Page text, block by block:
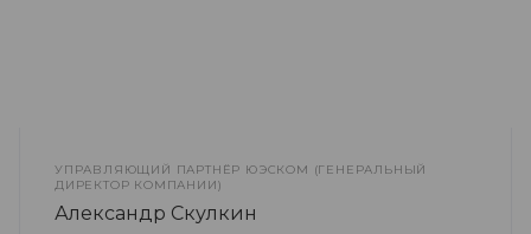
УПРАВЛЯЮЩИЙ ПАРТНЁР ЮЭСКОМ (ГЕНЕРАЛЬНЫЙ
ДИРЕКТОР КОМПАНИИ)
Александр Скулкин